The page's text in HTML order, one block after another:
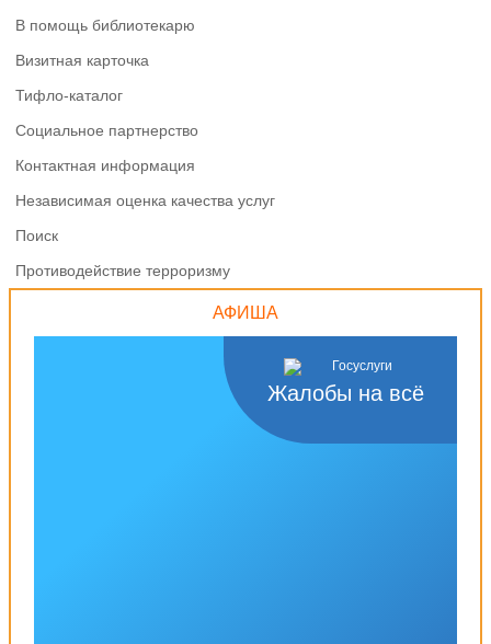
В помощь библиотекарю
Визитная карточка
Тифло-каталог
Социальное партнерство
Контактная информация
Независимая оценка качества услуг
Поиск
Противодействие терроризму
АФИША
Жалобы на всё